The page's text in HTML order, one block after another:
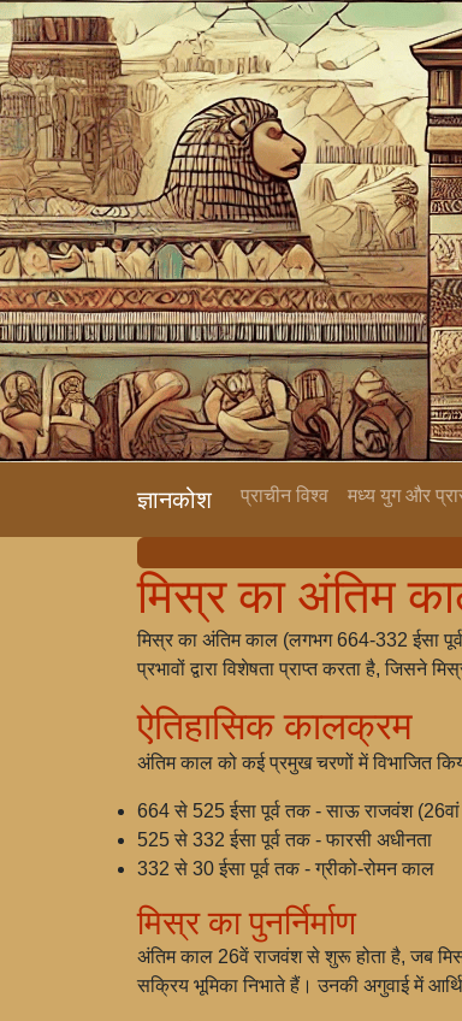
ज्ञानकोश प्राचीन विश्व मध्य युग और
मिस्र का अंतिम
मिस्र का अंतिम काल (लगभग 664-332 ईसा
प्रभावों द्वारा विशेषता प्राप्त करता है, जिसने
ऐतिहासिक कालक्रम
अंतिम काल को कई प्रमुख चरणों में विभाजित
664 से 525 ईसा पूर्व तक - साऊ राजवंश
525 से 332 ईसा पूर्व तक - फारसी अधीनता
332 से 30 ईसा पूर्व तक - ग्रीको-रोमन काल
मिस्र का पुनर्निर्माण
अंतिम काल 26वें राजवंश से शुरू होता है, जब
सक्रिय भूमिका निभाते हैं। उनकी अगुवाई में